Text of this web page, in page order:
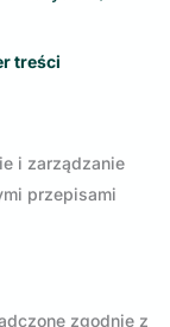
treści
i zarządzanie
przepisami
zgodnie z